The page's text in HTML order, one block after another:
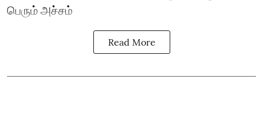
பெரும் அச்சம்
Read More